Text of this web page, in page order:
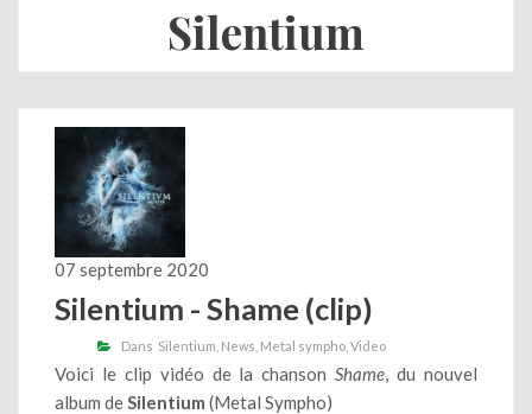
Silentium
07 septembre 2020
Silentium - Shame (clip)
Dans Silentium News Metal sympho Video
Voici le clip vidéo de la chansonShame, du nouvel
album deSilentium (Metal Sympho)